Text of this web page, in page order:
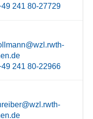
241 80-27729
241 80-22966